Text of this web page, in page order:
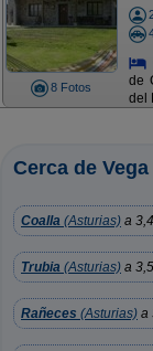
8 Fotos
de
del
Cerca de
Coalla (Asturias) a
Trubia (Asturias) a
Rañeces (Asturias) a